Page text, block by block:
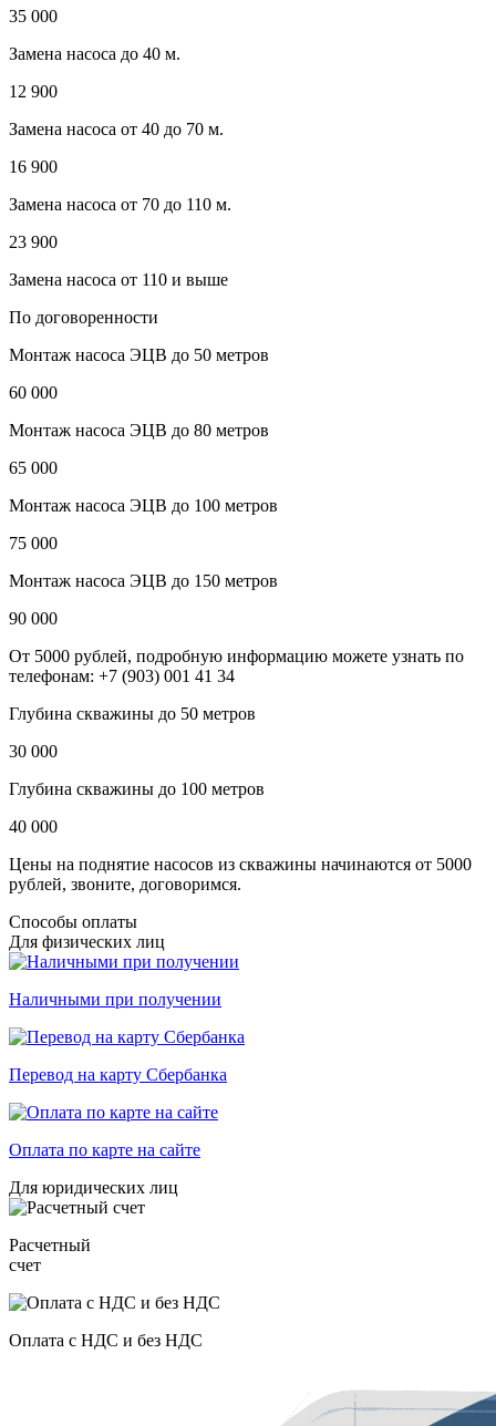
35 000
Замена насоса до 40 м.
12 900
Замена насоса от 40 до 70 м.
16 900
Замена насоса от 70 до 110 м.
23 900
Замена насоса от 110 и выше
По договоренности
Монтаж насоса ЭЦВ до 50 метров
60 000
Монтаж насоса ЭЦВ до 80 метров
65 000
Монтаж насоса ЭЦВ до 100 метров
75 000
Монтаж насоса ЭЦВ до 150 метров
90 000
От 5000 рублей, подробную информацию можете узнать по
телефонам: +7 (903) 001 41 34
Глубина скважины до 50 метров
30 000
Глубина скважины до 100 метров
40 000
Цены на поднятие насосов из скважины начинаются от 5000
рублей, звоните, договоримся.
Способы оплаты
Для физических лиц
Наличными при получении
Перевод на карту Сбербанка
Оплата по карте на сайте
Для юридических лиц
Расчетный
счет
Оплата с НДС и без НДС